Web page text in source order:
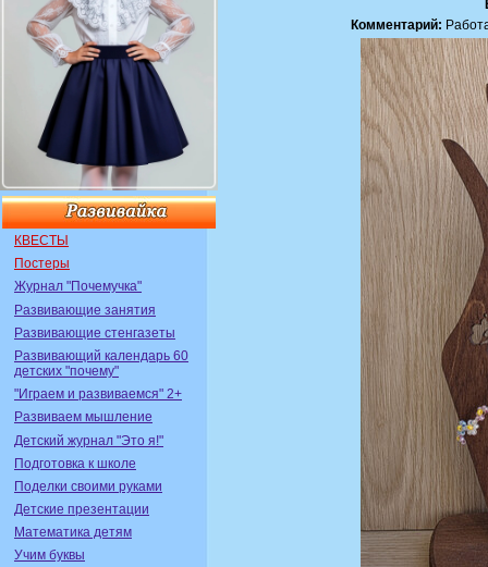
КВЕСТЫ
Постеры
Журнал "Почемучка"
Развивающие занятия
Развивающие стенгазеты
Развивающий календарь 60
детских "почему"
"Играем и развиваемся" 2+
Развиваем мышление
Детский журнал "Это я!"
Подготовка к школе
Поделки своими руками
Детские презентации
Математика детям
Учим буквы
Комментарий: